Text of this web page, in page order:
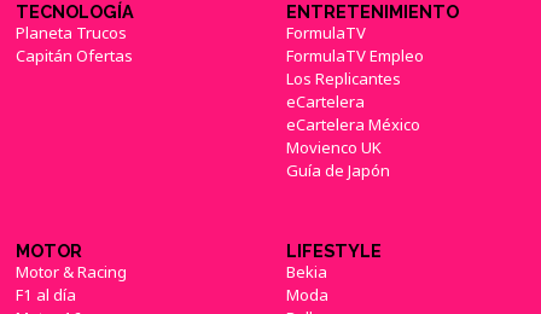
TECNOLOGÍA
Planeta Trucos
Capitán Ofertas
ENTRETENIMIENTO
FormulaTV
FormulaTV Empleo
Los Replicantes
eCartelera
eCartelera México
Movienco UK
Guía de Japón
MOTOR
Motor & Racing
F1 al día
LIFESTYLE
Bekia
Moda